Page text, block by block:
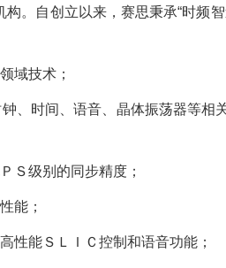
。自创立以来，赛思秉承“时频
域技术；
时间、语音、晶体振荡器等相
Ｓ级别的同步精度；
性能；
性能ＳＬＩＣ控制和语音功能；